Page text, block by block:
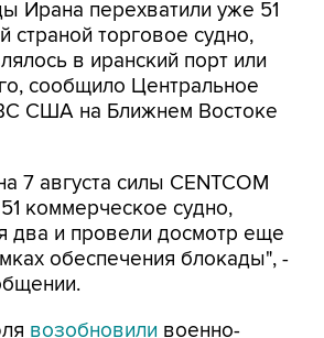
в иранский порт или
сообщило Центральное
США на Ближнем Востоке
7 августа силы CENTCOM
два и провели досмотр еще
обеспечения блокады", -
возобновили